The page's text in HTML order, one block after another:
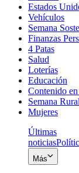
Estados
Vehículos
Semana
Finanzas
4 Patas
Salud
Loterías
Educación
Contenido
Semana Rural
Mujeres
Últimas
noticias
Más